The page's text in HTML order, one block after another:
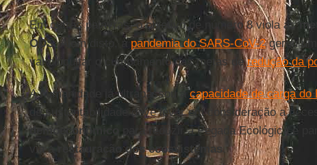
Em outras palavras, o objetivo de número 8 viola as
ODS. Além disto, a pandemia do SARS-CoV-2gerou um
vai dificultar o cumprimento das metas deredução da
A humanidade já ultrapassou acapacidade de carga do
de sustentabilidade deve levar em consideração a
demoeconômico
para reduzir a Pegada Ecológica e
via a
restauração dos ecossistemas.